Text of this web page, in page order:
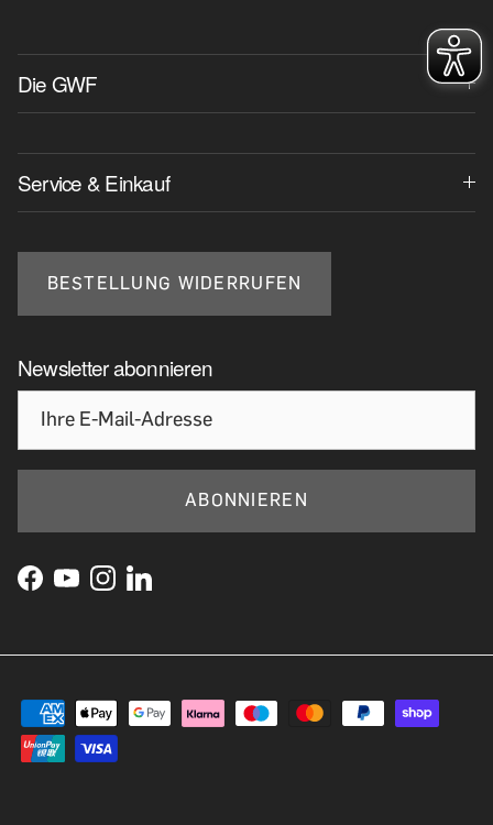
Die GWF
Service & Einkauf
BESTELLUNG WIDERRUFEN
Newsletter abonnieren
ABONNIEREN